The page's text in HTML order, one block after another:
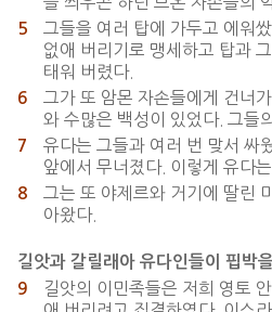
5
그들을 여러 탑에 가두고 에워
없애 버리기로 맹세하고 탑과
태워 버렸다.
6
그가 또 암몬 자손들에게 건너
와 수많은 백성이 있었다. 그들
7
유다는 그들과 여러 번 맞서 싸
앞에서 무너졌다. 이렇게 유다
8
그는 또 야제르와 거기에 딸린
아왔다.
길앗과 갈릴래아 유다인들이 핍박
9
길앗의 이민족들은 저희 영토